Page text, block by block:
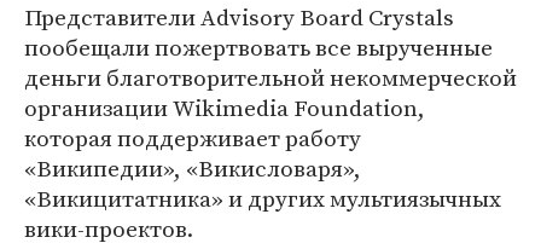
Представители Advisory Board Crystals
пообещали пожертвовать все вырученные
деньги благотворительной некоммерческой
организации Wikimedia Foundation,
которая поддерживает работу
«Википедии», «Викисловаря»,
«Викицитатника» и других мультиязычных
вики-проектов.